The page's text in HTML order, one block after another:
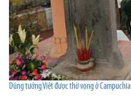
Dũng tướng Việt được thờ vọng ở Campuchia